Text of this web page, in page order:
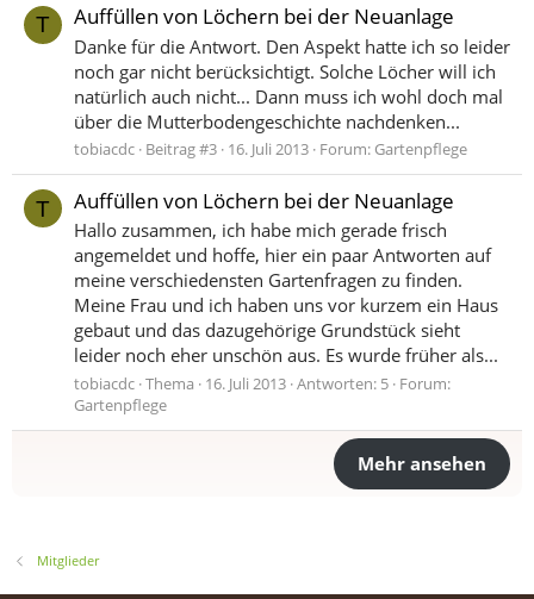
T Auffüllen von Löchern bei der Neuanlage
Danke für die Antwort. Den Aspekt hatte ich so leider
noch gar nicht berücksichtigt. Solche Löcher will ich
natürlich auch nicht... Dann muss ich wohl doch mal
über die Mutterbodengeschichte nachdenken...
tobiacdc Beitrag #3 16. Juli 2013 Forum: Gartenpflege
T Auffüllen von Löchern bei der Neuanlage
Hallo zusammen, ich habe mich gerade frisch
angemeldet und hoffe, hier ein paar Antworten auf
meine verschiedensten Gartenfragen zu finden.
Meine Frau und ich haben uns vor kurzem ein Haus
gebaut und das dazugehörige Grundstück sieht
leider noch eher unschön aus. Es wurde früher als...
tobiacdc Thema 16. Juli 2013 Antworten: 5 Forum:
Gartenpflege
Mehr ansehen
Mitglieder